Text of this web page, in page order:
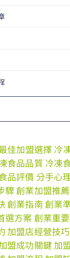
佳加盟選擇冷
食品品質 冷凍
品評價 分手心
驟 創業加盟推薦
創業指南創業
選方案創業重
加盟店經營技巧
盟成功關鍵加